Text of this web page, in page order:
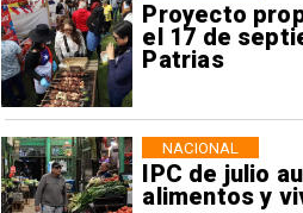
Proyecto
el 17 de
Patrias
IPC de julio
alimentos y
NACIONAL